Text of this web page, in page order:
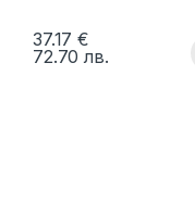
37.17€
72.70лв.